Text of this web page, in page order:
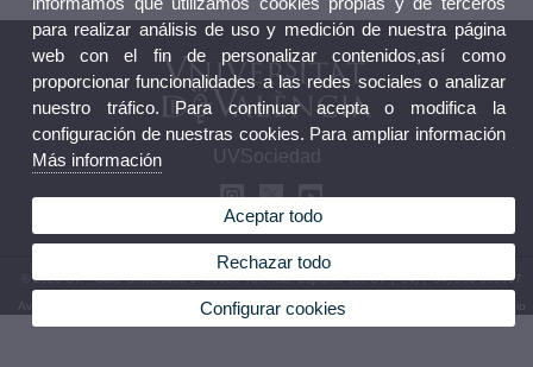
UVSociedad
© 2026 UV. - Calle Universitat, 2. 46003 Valencia. España. Tel. UV (+34) (+34) 963 395007
Aviso legal Política privacidad|Cookies|Transparencia Buzón del Servicio
para realizar análisis de uso y medición de nuestra página
web con el fin de personalizar contenidos,así como
proporcionar funcionalidades a las redes sociales o analizar
nuestro tráfico. Para continuar acepta o modifica la
configuración de nuestras cookies. Para ampliar información
Más información
Aceptar todo
Rechazar todo
Configurar cookies